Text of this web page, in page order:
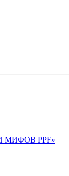
МИФОВ PPF»